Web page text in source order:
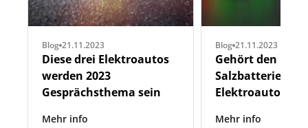
Blog 21.11.2023
Diese drei Elektroautos
werden 2023
Gesprächsthema sein
Mehr info
Blog 21.11.2023
Gehört den
Salzbatterien die
Elektroauto-
Mehr info